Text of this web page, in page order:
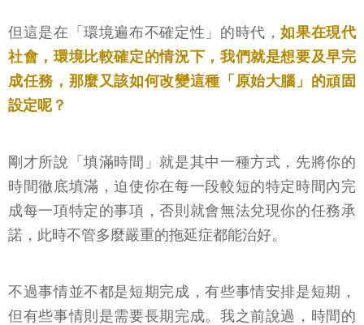
但這是在「環境遍布不確定性」的時代，如果在現代
社會，環境比較確定的情況下，我們就是想要及早完
成任務，那麼又該如何改變這種「原始大腦」的頑固
設定呢？
剛才所說「填滿時間」就是其中一種方式，先將你的
時間徹底填滿，迫使你在每一段較短的特定時間內完
成每一項特定的事項，否則就會無法兌現你的任務承
諾，此時不管多麼嚴重的拖延症都能治好。
不過事情並不都是短期完成，有些事情安排是短期，
但有些事情則是需要長期完成。我之前說過，時間的